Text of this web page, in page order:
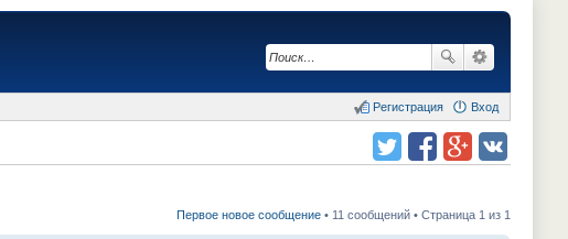
Вход
Регистрация
Первое новое сообщение • 11 сообщений • Страница 1 из 1